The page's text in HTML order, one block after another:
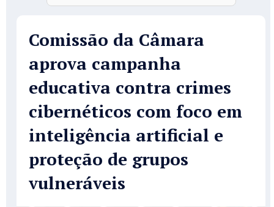
Comissão da Câmara
aprova campanha
educativa contra crimes
cibernéticos com foco em
inteligência artificial e
proteção de grupos
vulneráveis